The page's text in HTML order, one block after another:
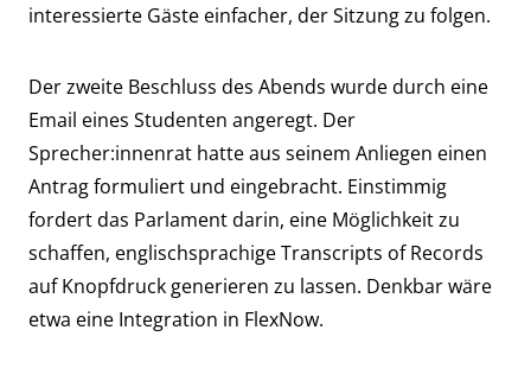
interessierte Gäste einfacher, der Sitzung zu folgen.
Der zweite Beschluss des Abends wurde durch eine
Email eines Studenten angeregt. Der
Sprecher:innenrat hatte aus seinem Anliegen einen
Antragformuliert und eingebracht. Einstimmig
fordert das Parlament darin, eine Möglichkeit zu
schaffen, englischsprachige Transcripts of Records
auf Knopfdruck generieren zu lassen. Denkbar wäre
etwa eine Integration in FlexNow.